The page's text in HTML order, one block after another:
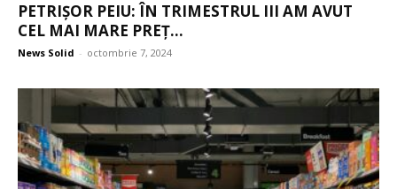
PETRIȘOR PEIU: ÎN TRIMESTRUL III AM AVUT
CEL MAI MARE PREȚ...
News Solid - octombrie 7, 2024